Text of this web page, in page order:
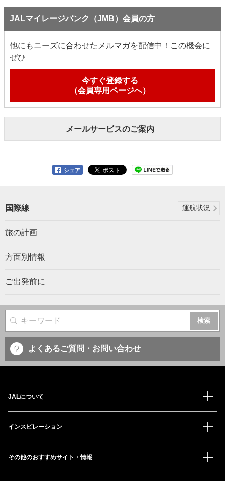
JALマイレージバンク（JMB）会員の方
他にもニーズに合わせたメルマガを配信中！この機会に
ぜひ
今すぐ登録する
（会員専用ページへ）
メールサービスのご案内
シェア
国際線 運航状況
旅の計画
方面別情報
ご出発前に
サイト内検索
よくあるご質問・お問い合わせ
JALについて
インスピレーション
その他のおすすめサイト・情報